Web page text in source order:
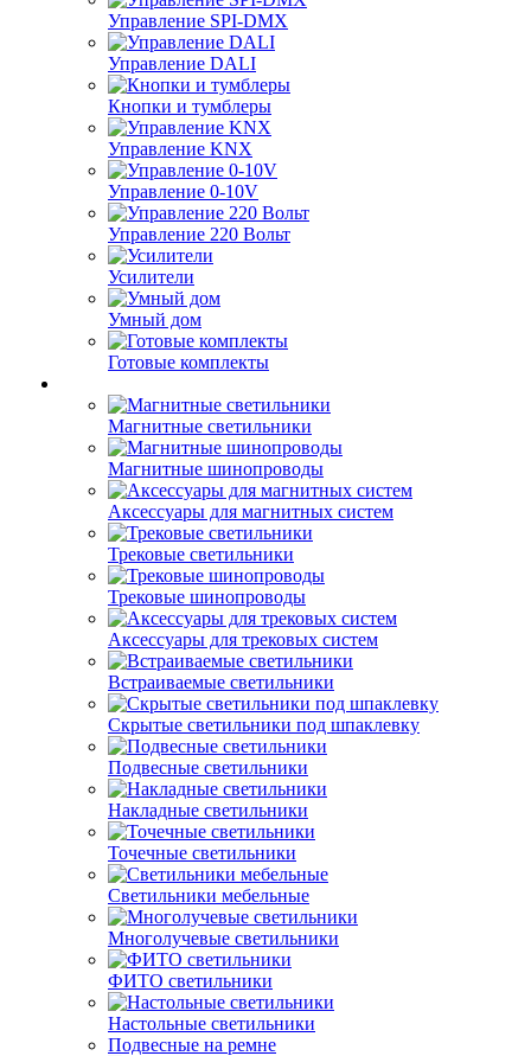
Управление SPI-DMX
Управление DALI
Кнопки и тумблеры
Управление KNX
Управление 0-10V
Управление 220 Вольт
Усилители
Умный дом
Готовые комплекты
Магнитные светильники
Магнитные шинопроводы
Аксессуары для магнитных систем
Трековые светильники
Трековые шинопроводы
Аксессуары для трековых систем
Встраиваемые светильники
Скрытые светильники под шпаклевку
Подвесные светильники
Накладные светильники
Точечные светильники
Светильники мебельные
Многолучевые светильники
ФИТО светильники
Настольные светильники
Подвесные на ремне